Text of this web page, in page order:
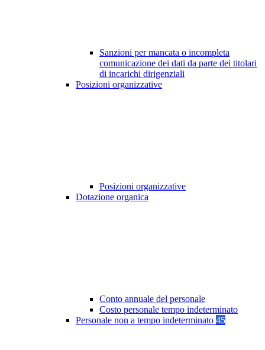
Sanzioni per mancata o incompleta
comunicazione dei dati da parte dei titolari
di incarichi dirigenziali
Posizioni organizzative
Posizioni organizzative
Dotazione organica
Conto annuale del personale
Costo personale tempo indeterminato
Personale non a tempo indeterminato 45